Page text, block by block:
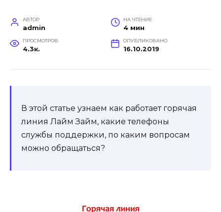
АВТОР
admin
НА ЧТЕНИЕ
4 мин
ПРОСМОТРОВ
4.3к.
ОПУБЛИКОВАНО
16.10.2019
В этой статье узнаем как работает горячая
линия Лайм Займ, какие телефоны
службы поддержки, по каким вопросам
можно обращаться?